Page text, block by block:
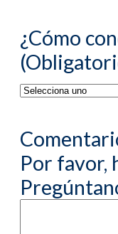
¿Cómo
Por favor,